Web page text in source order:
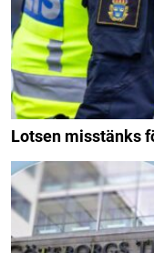
Lotsen misstänks